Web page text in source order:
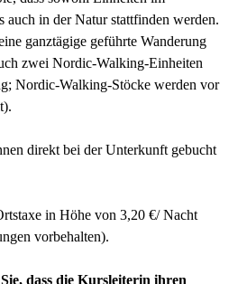
auch in der Natur stattfinden werden.
ganztägige geführte Wanderung
zwei Nordic-Walking-Einheiten
Nordic-Walking-Stöcke werden vor
direkt bei der Unterkunft gebucht
in Höhe von 3,20 €/ Nacht
vorbehalten).
dass die Kursleiterin ihren